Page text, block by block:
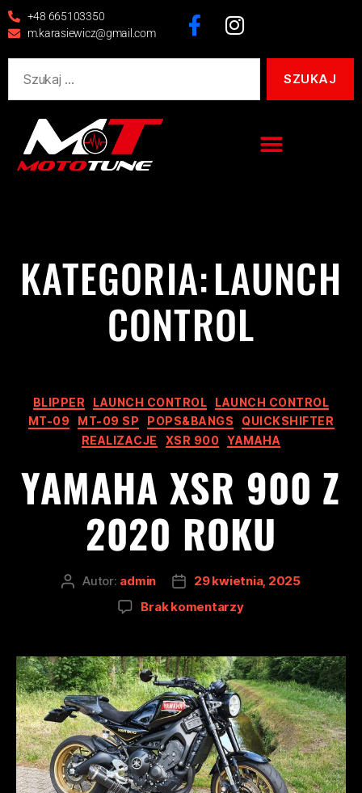
+48 665103350
m.karasiewicz@gmail.com
KATEGORIA:LAUNCH
CONTROL
BLIPPER LAUNCH CONTROL
LAUNCH CONTROL
MT-09
MT-09 SP POPS&BANGS
QUICKSHIFTER
REALIZACJE
XSR 900 YAMAHA
YAMAHA XSR 900 Z
2020 ROKU
Autor: admin
29 kwietnia, 2025
Brak komentarzy